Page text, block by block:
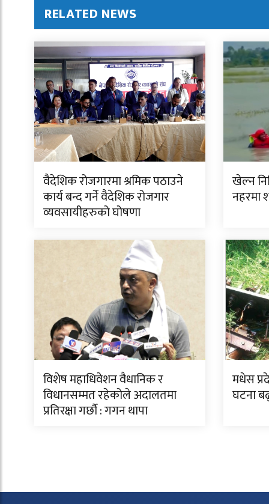
RELATED NEWS
वैदेशिक रोजगारमा श्रमिक पठाउने
कार्य बन्द गर्ने वैदेशिक रोजगार
व्यवसायीहरुको घोषणा
खेल्न
नहरमा
विशेष महाधिवेशन वैधानिक र
विधानसम्मत रहेकोले अदालतमा
प्रतिरक्षा गर्छौ : गगन थापा
मधेस
घटना